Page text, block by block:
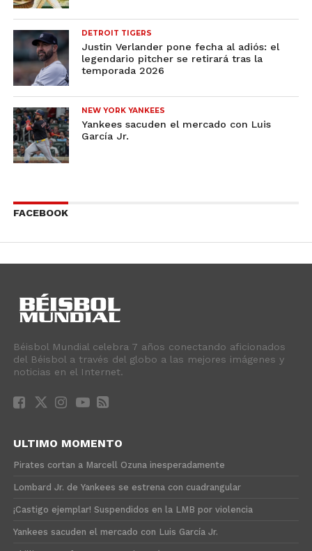
DETROIT TIGERS
Justin Verlander pone fecha al adiós: el
legendario pitcher se retirará tras la
temporada 2026
NEW YORK YANKEES
Yankees sacuden el mercado con Luis
García Jr.
FACEBOOK
Béisbol Mundial celebra 7 años conectando aficionados
del Béisbol a través del globo a las mejores imágenes y
noticias en el Internet.
ULTIMO MOMENTO
Pirates cortan a Marcell Ozuna inesperadamente
Lombard Jr. de Yankees se estrena con cuadrangular
¡Castigo ejemplar! Suspendidos en la LMB por violencia
Yankees sacuden el mercado con Luis García Jr.